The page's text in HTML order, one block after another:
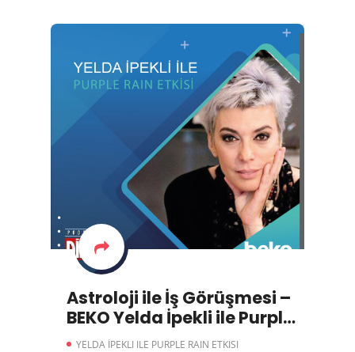
Astroloji ile İş Görüşmesi –
BEKO Yelda İpekli ile Purple
Rain Etkisi
YELDA İPEKLI ILE PURPLE RAIN ETKISI